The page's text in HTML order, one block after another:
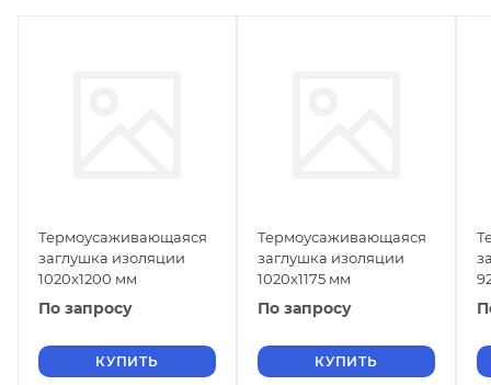
Термоусаживающаяся
заглушка изоляции
1020х1200 мм
По запросу
КУПИТЬ
Термоусаживающаяся
заглушка изоляции
1020х1175 мм
По запросу
КУПИТЬ